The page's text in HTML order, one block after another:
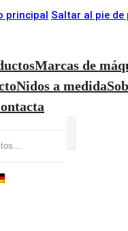
principal Saltar al pie de
Marcas de
Nidos a medida